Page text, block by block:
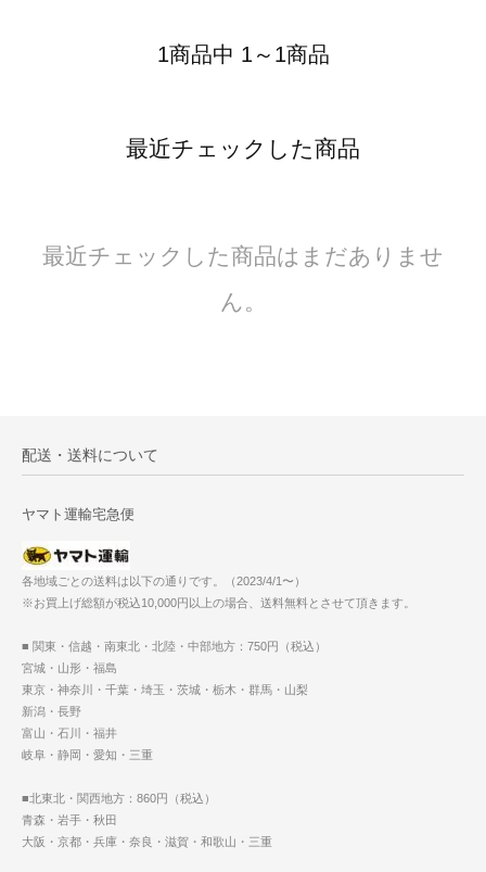
1商品中 1～1商品
最近チェックした商品
最近チェックした商品はまだありませ
ん。
配送・送料について
ヤマト運輸宅急便
各地域ごとの送料は以下の通りです。（2023/4/1〜）
※お買上げ総額が税込10,000円以上の場合、送料無料とさせて頂きます。
■ 関東・信越・南東北・北陸・中部地方：750円（税込）
宮城・山形・福島
東京・神奈川・千葉・埼玉・茨城・栃木・群馬・山梨
新潟・長野
富山・石川・福井
岐阜・静岡・愛知・三重
■北東北・関西地方：860円（税込）
青森・岩手・秋田
大阪・京都・兵庫・奈良・滋賀・和歌山・三重